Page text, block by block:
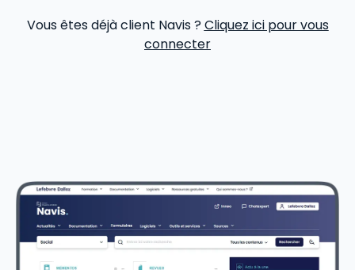
Vous êtes déjà client Navis ?Cliquez ici pour vous
connecter